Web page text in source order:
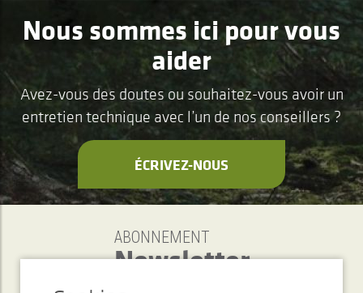
Nous sommes ici pour vous
aider
Avez-vous des doutes ou souhaitez-vous avoir un
entretien technique avec l’un de nos conseillers ?
ÉCRIVEZ-NOUS
ABONNEMENT
Newsletter